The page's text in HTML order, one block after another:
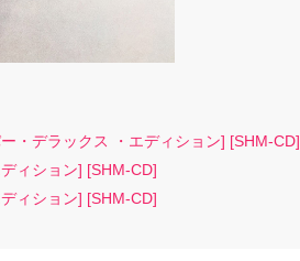
・デラックス ・エディション] [SHM-CD]
ィション] [SHM-CD]
ィション] [SHM-CD]